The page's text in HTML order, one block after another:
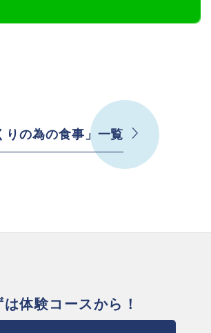
りの為の食事」一覧
は体験コースから！